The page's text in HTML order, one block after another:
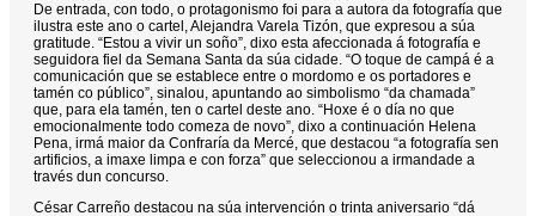
De entrada, con todo, o protagonismo foi para a autora da fotografía que
ilustra este ano o cartel, Alejandra Varela Tizón, que expresou a súa
gratitude. “Estou a vivir un soño”, dixo esta afeccionada á fotografía e
seguidora fiel da Semana Santa da súa cidade. “O toque de campá é a
comunicación que se establece entre o mordomo e os portadores e
tamén co público”, sinalou, apuntando ao simbolismo “da chamada”
que, para ela tamén, ten o cartel deste ano. “Hoxe é o día no que
emocionalmente todo comeza de novo”, dixo a continuación Helena
Pena, irmá maior da Confraría da Mercé, que destacou “a fotografía sen
artificios, a imaxe limpa e con forza” que seleccionou a irmandade a
través dun concurso.
César Carreño destacou na súa intervención o trinta aniversario “dá